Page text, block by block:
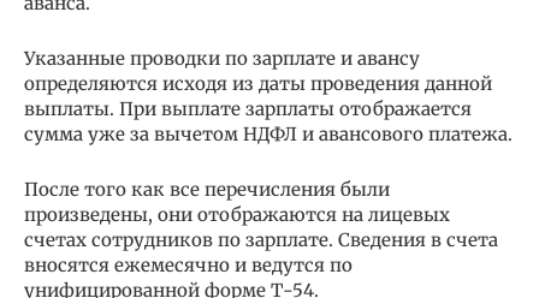
Указанные проводки по зарплате и авансу
определяются исходя из даты проведения данной
выплаты. При выплате зарплаты отображается
сумма уже за вычетом НДФЛ и авансового платежа.
После того как все перечисления были
произведены, они отображаются на лицевых
счетах сотрудников по зарплате. Сведения в счета
вносятся ежемесячно и ведутся по
унифицированной форме Т-54.